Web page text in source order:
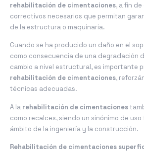
rehabilitación de cimentaciones, a fin
correctivos necesarios que permitan
de la estructura o maquinaria.
Cuando se ha producido un daño en el
como consecuencia de una degradación
cambio a nivel estructural, es importante
rehabilitación de cimentaciones,
técnicas adecuadas.
A la rehabilitación de cimentaciones
como recalces, siendo un sinónimo de
ámbito de la ingeniería y la construcción.
Rehabilitación de cimentaciones